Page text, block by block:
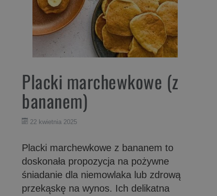
Placki marchewkowe (z
bananem)
22 kwietnia 2025
Placki marchewkowe z bananem to
doskonała propozycja na pożywne
śniadanie dla niemowlaka lub zdrową
przekąskę na wynos. Ich delikatna